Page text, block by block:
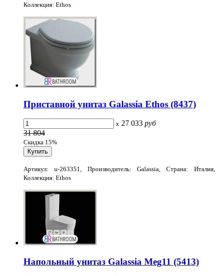
Коллекция: Ethos
Приставной унитаз Galassia Ethos (8437)
x 27 033 руб
31 804
Скидка 15%
Артикул: u-263351, Производитель: Galassia, Страна: Италия,
Коллекция: Ethos
Напольный унитаз Galassia Meg11 (5413)